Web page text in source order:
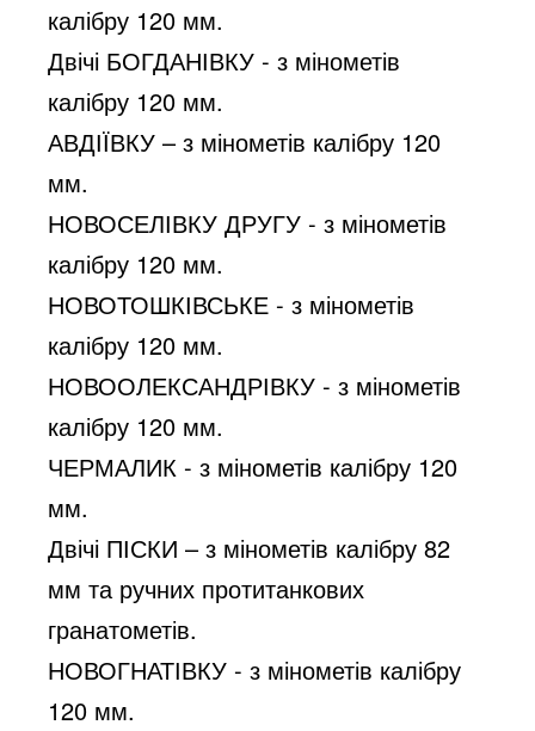
калібру 120 мм.
Двічі БОГДАНІВКУ - з мінометів
калібру 120 мм.
АВДІЇВКУ – з мінометів калібру 120
мм.
НОВОСЕЛІВКУ ДРУГУ - з мінометів
калібру 120 мм.
НОВОТОШКІВСЬКЕ - з мінометів
калібру 120 мм.
НОВООЛЕКСАНДРІВКУ - з мінометів
калібру 120 мм.
ЧЕРМАЛИК - з мінометів калібру 120
мм.
Двічі ПІСКИ – з мінометів калібру 82
мм та ручних протитанкових
гранатометів.
НОВОГНАТІВКУ - з мінометів калібру
120 мм.